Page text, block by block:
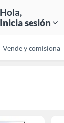
Hola,
Inicia sesión
Vende y comisiona